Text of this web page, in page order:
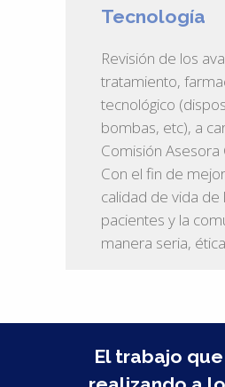
Tecnología
Revisión de los
tratamiento,
tecnológico
bombas, etc), a
Comisión Asesora
Con el fin de
calidad de vida de
pacientes y la
manera seria,
El trabajo